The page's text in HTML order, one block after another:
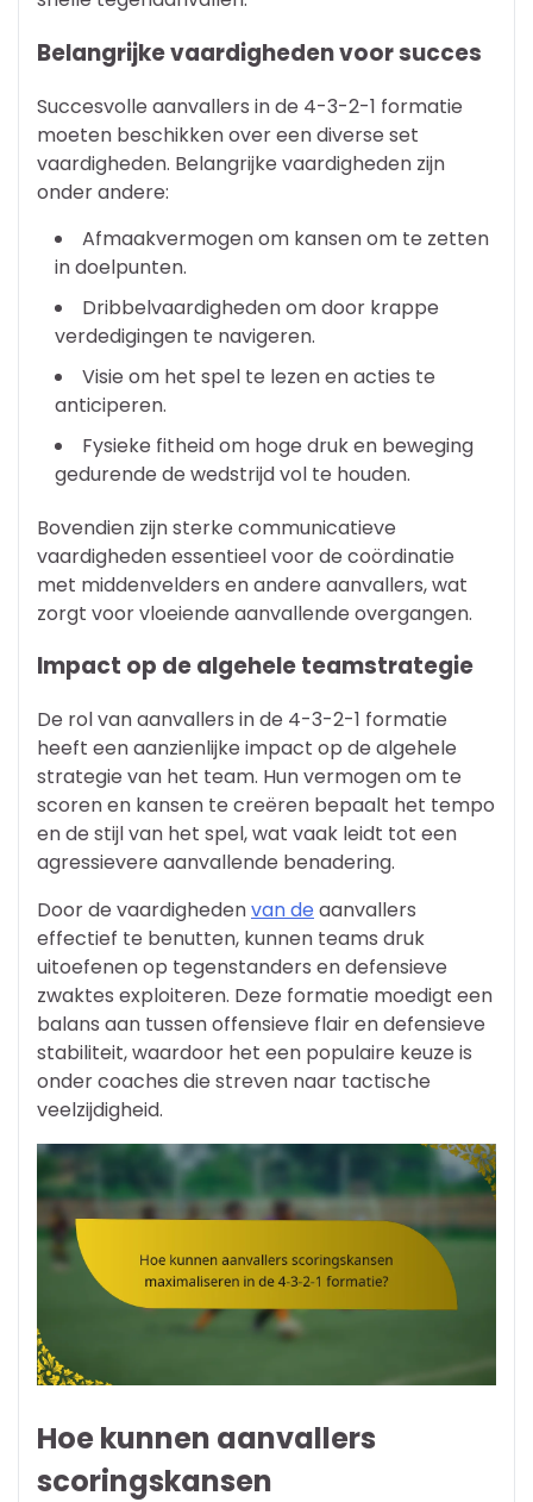
Belangrijke vaardigheden voor succes
Succesvolle aanvallers in de 4-3-2-1 formatie
moeten beschikken over een diverse set
vaardigheden. Belangrijke vaardigheden zijn
onder andere:
Afmaakvermogen om kansen om te zetten
in doelpunten.
Dribbelvaardigheden om door krappe
verdedigingen te navigeren.
Visie om het spel te lezen en acties te
anticiperen.
Fysieke fitheid om hoge druk en beweging
gedurende de wedstrijd vol te houden.
Bovendien zijn sterke communicatieve
vaardigheden essentieel voor de coördinatie
met middenvelders en andere aanvallers, wat
zorgt voor vloeiende aanvallende overgangen.
Impact op de algehele teamstrategie
De rol van aanvallers in de 4-3-2-1 formatie
heeft een aanzienlijke impact op de algehele
strategie van het team. Hun vermogen om te
scoren en kansen te creëren bepaalt het tempo
en de stijl van het spel, wat vaak leidt tot een
agressievere aanvallende benadering.
Door de vaardighedenvan de aanvallers
effectief te benutten, kunnen teams druk
uitoefenen op tegenstanders en defensieve
zwaktes exploiteren. Deze formatie moedigt een
balans aan tussen offensieve flair en defensieve
stabiliteit, waardoor het een populaire keuze is
onder coaches die streven naar tactische
veelzijdigheid.
Hoe kunnen aanvallers
scoringskansen